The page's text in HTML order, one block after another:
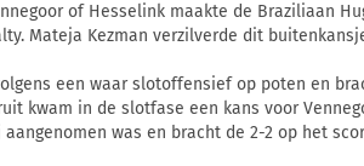
of Hesselink maakte de Braziliaan
Mateja Kezman verzilverde dit
een waar slotoffensief op poten en
kwam in de slotfase een kans voor
was en bracht de 2-2 op het